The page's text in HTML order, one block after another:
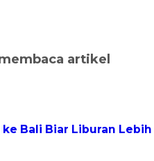
artikel
Bali Biar Liburan Lebih